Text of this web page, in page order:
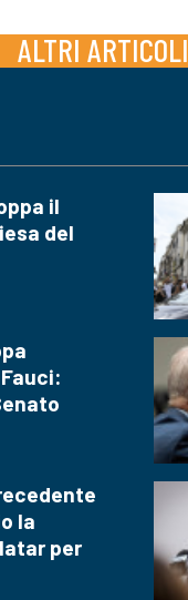
ALTRI ARTICOLI
il
del
la
per